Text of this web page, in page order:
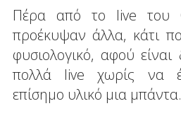
Πέρα από το live του
προέκυψαν άλλα, κάτι
φυσιολογικό, αφού
πολλά live χωρίς να
επίσημο υλικό μια μπάντα.